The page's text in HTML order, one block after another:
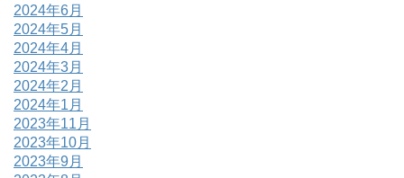
2024年6月
2024年5月
2024年4月
2024年3月
2024年2月
2024年1月
2023年11月
2023年10月
2023年9月